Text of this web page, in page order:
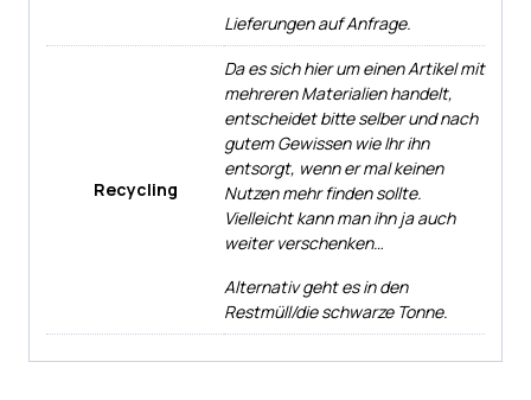
Lieferungen auf Anfrage.
Recycling
Da es sich hier um einen Artikel mit
mehreren Materialien handelt,
entscheidet bitte selber und nach
gutem Gewissen wie Ihr ihn
entsorgt, wenn er mal keinen
Nutzen mehr finden sollte.
Vielleicht kann man ihn ja auch
weiter verschenken…
Alternativ geht es in den
Restmüll/die schwarze Tonne.